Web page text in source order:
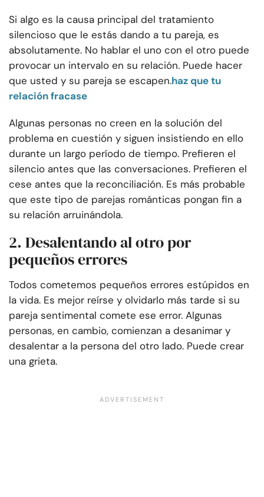
Si algo es la causa principal del tratamiento
silencioso que le estás dando a tu pareja, es
absolutamente. No hablar el uno con el otro puede
provocar un intervalo en su relación. Puede hacer
que usted y su pareja se escapen.haz que tu
relación fracase
Algunas personas no creen en la solución del
problema en cuestión y siguen insistiendo en ello
durante un largo período de tiempo. Prefieren el
silencio antes que las conversaciones. Prefieren el
cese antes que la reconciliación. Es más probable
que este tipo de parejas románticas pongan fin a
su relación arruinándola.
2. Desalentando al otro por
pequeños errores
Todos cometemos pequeños errores estúpidos en
la vida. Es mejor reírse y olvidarlo más tarde si su
pareja sentimental comete ese error. Algunas
personas, en cambio, comienzan a desanimar y
desalentar a la persona del otro lado. Puede crear
una grieta.